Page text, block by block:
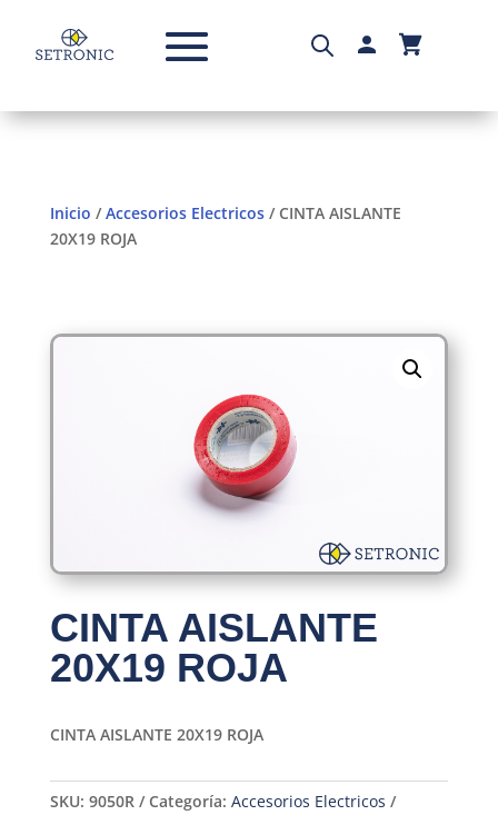
Inicio /Accesorios Electricos/ CINTA AISLANTE
20X19 ROJA
CINTA AISLANTE
20X19 ROJA
CINTA AISLANTE 20X19 ROJA
SKU: 9050R Categoría: Accesorios Electricos